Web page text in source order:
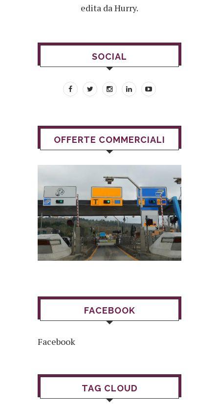
edita da Hurry.
SOCIAL
OFFERTE COMMERCIALI
FACEBOOK
Facebook
TAG CLOUD